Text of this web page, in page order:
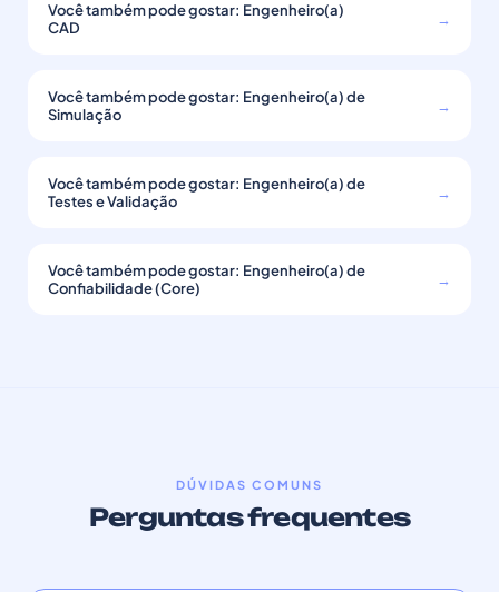
Você também pode gostar: Engenheiro(a)
CAD
→
Você também pode gostar: Engenheiro(a) de
Simulação
→
Você também pode gostar: Engenheiro(a) de
Testes e Validação
→
Você também pode gostar: Engenheiro(a) de
Confiabilidade (Core)
→
DÚVIDAS COMUNS
Perguntas frequentes